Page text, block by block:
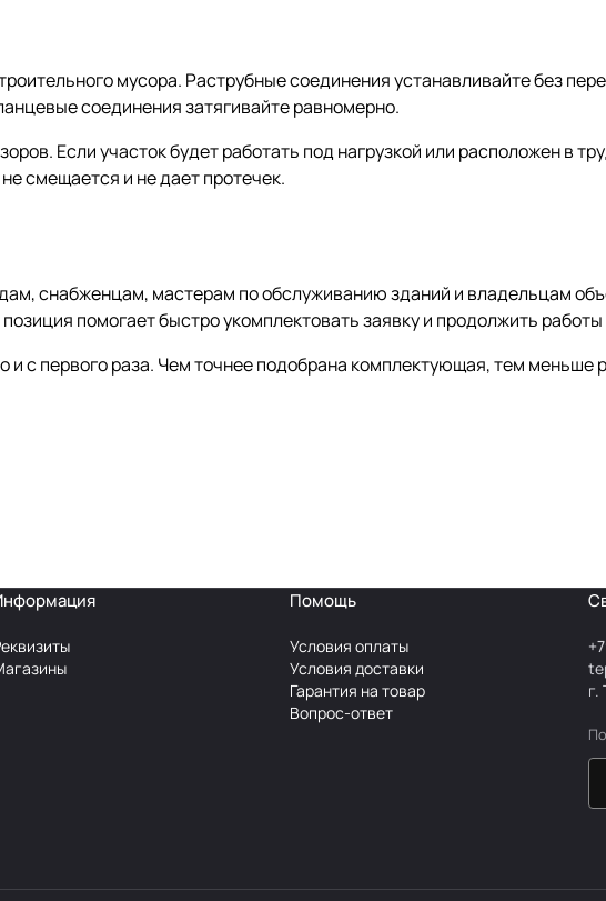
мусора. Раструбные соединения устанавливайте без
соединения затягивайте равномерно.
Если участок будет работать под нагрузкой или расположен в
смещается и не дает протечек.
снабженцам, мастерам по обслуживанию зданий и владельцам
помогает быстро укомплектовать заявку и продолжить работы
и с первого раза. Чем точнее подобрана комплектующая, тем меньше
Помощь
Условия оплаты
Условия доставки
Гарантия на товар
Вопрос-ответ
г.